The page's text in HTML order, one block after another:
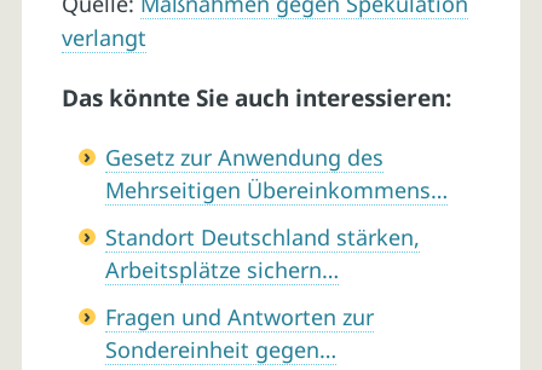
verlangt
Das könnte Sie auch interessieren:
Gesetz zur Anwendung des
Mehrseitigen Übereinkommens…
Standort Deutschland stärken,
Arbeitsplätze sichern…
Fragen und Antworten zur
Sondereinheit gegen…